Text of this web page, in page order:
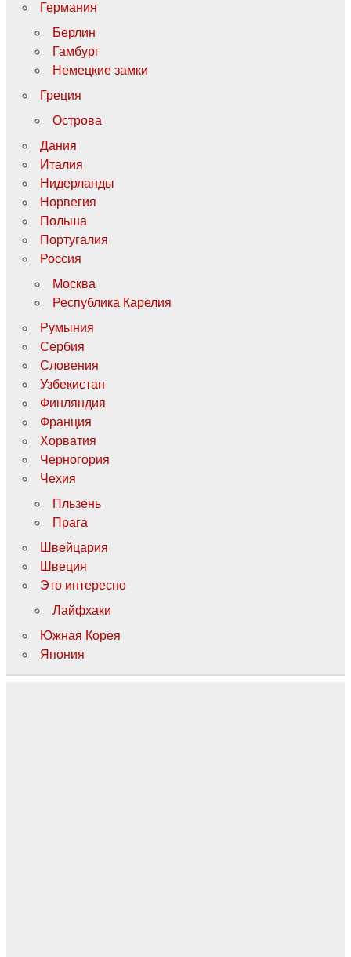
Германия
Берлин
Гамбург
Немецкие замки
Греция
Острова
Дания
Италия
Нидерланды
Норвегия
Польша
Португалия
Россия
Москва
Республика Карелия
Румыния
Сербия
Словения
Узбекистан
Финляндия
Франция
Хорватия
Черногория
Чехия
Пльзень
Прага
Швейцария
Швеция
Это интересно
Лайфхаки
Южная Корея
Япония